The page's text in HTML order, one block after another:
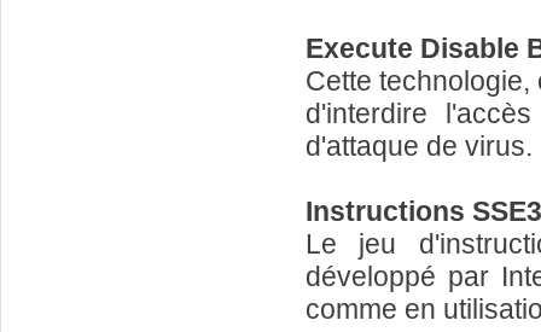
Execute Disable
Cette
d'interdire
d'attaque de virus.
Instructions SSE3
Le jeu
développé par
comme en